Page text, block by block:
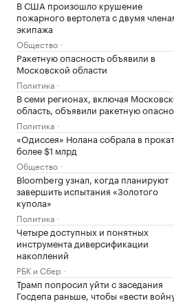
В США произошло крушение
пожарного вертолета с двумя
экипажа
Общество
Ракетную опасность объявили в
Московской области
Политика
В семи регионах, включая
область, объявили ракетную
Политика
«Одиссея» Нолана собрала в
более $1 млрд
Общество
Bloomberg узнал, когда планируют
завершить испытания «Золотого
купола»
Политика
Четыре доступных и понятных
инструмента диверсификации
накоплений
РБК и Сбер
Трамп попросил уйти с заседания
Госдепа раньше, чтобы «вести